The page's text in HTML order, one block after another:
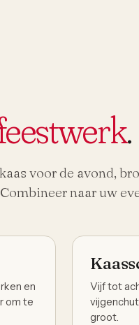
.
voor de avond,
naar uw
en
om te
Vijf tot
groot.